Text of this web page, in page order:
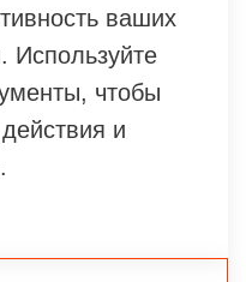
ваших
Используйте
чтобы
и